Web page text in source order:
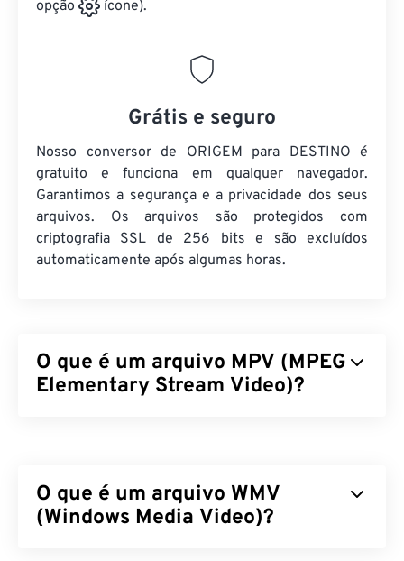
opção
ícone).
Grátis e seguro
Nosso conversor de ORIGEM para DESTINO é
gratuito e funciona em qualquer navegador.
Garantimos a segurança e a privacidade dos seus
arquivos. Os arquivos são protegidos com
criptografia SSL de 256 bits e são excluídos
automaticamente após algumas horas.
O que é um arquivo MPV (MPEG
Elementary Stream Video)?
Android. Seu recurso característico é um
controlador na tela (OSC ) acionado por mouse.
O que é um arquivo WMV
(Windows Media Video)?